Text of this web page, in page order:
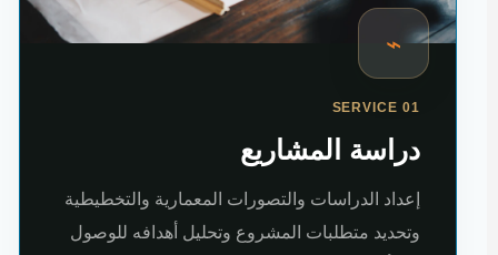
⌁
SERVICE 01
دراسة المشاريع
إعداد الدراسات والتصورات المعمارية والتخطيطية
وتحديد متطلبات المشروع وتحليل أهدافه للوصول